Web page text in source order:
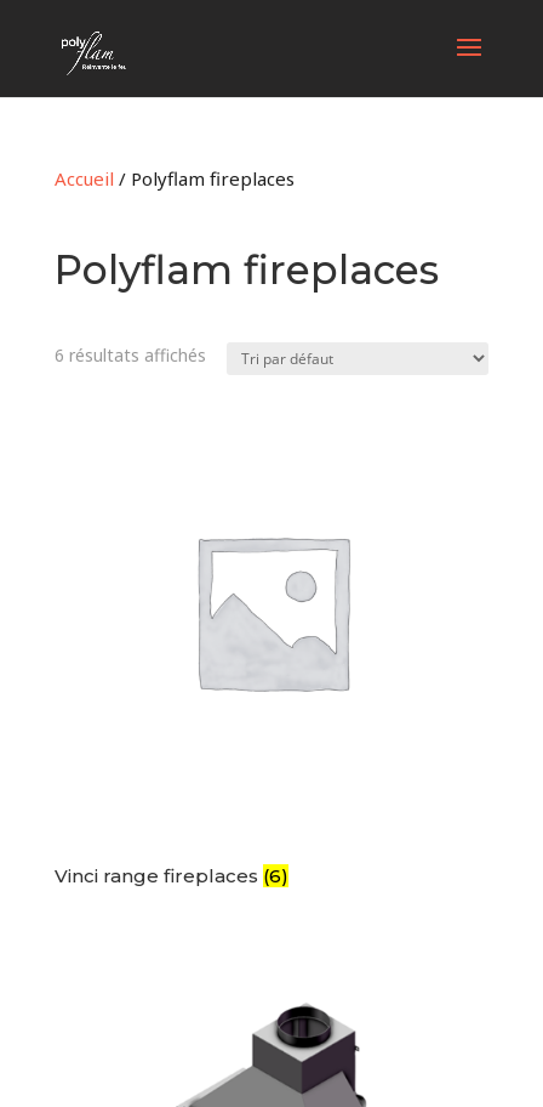
Accueil / Polyflam fireplaces
Polyflam fireplaces
6 résultats affichés
Vinci range fireplaces (6)